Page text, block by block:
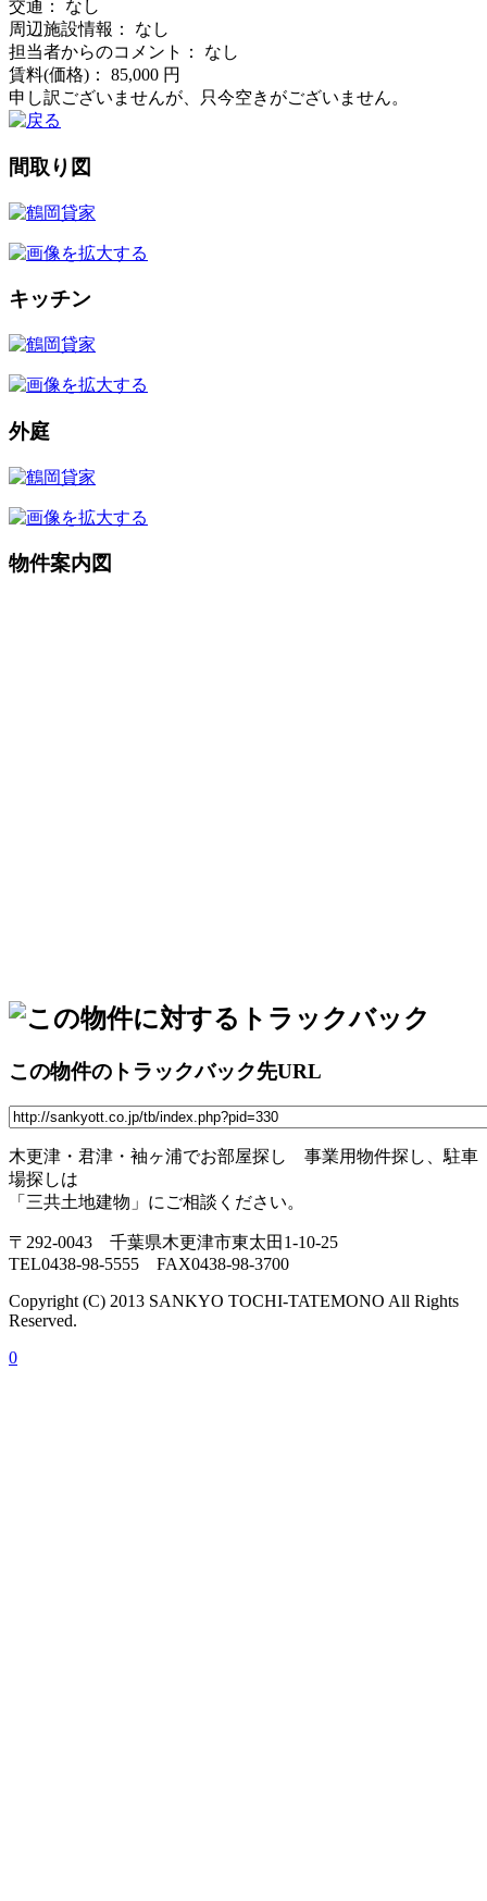
交通：
なし
周辺施設情報：
なし
担当者からのコメント：
なし
賃料(価格) ： 85,000 円
申し訳ございませんが、只今空きがございません。
間取り図
キッチン
外庭
物件案内図
この物件のトラックバック先URL
木更津・君津・袖ヶ浦でお部屋探し 事業用物件探し、駐車
場探しは
「三共土地建物」にご相談ください。
〒292-0043 千葉県木更津市東太田1-10-25
TEL0438-98-5555 FAX0438-98-3700
Copyright (C) 2013 SANKYO TOCHI-TATEMONO All Rights
Reserved.
0